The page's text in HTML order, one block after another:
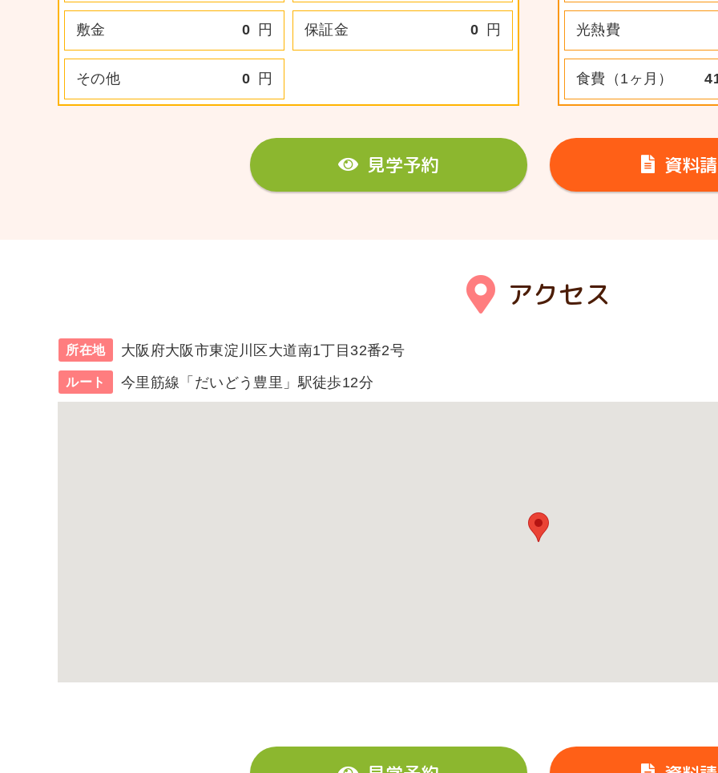
敷金 0 円 保証金 0 円
その他 0 円
光熱費
食費（1ヶ月）
見学予約 資料
アクセス
所在地 大阪府大阪市東淀川区大道南1丁目32番2号
ルート 今里筋線「だいどう豊里」駅徒歩12分